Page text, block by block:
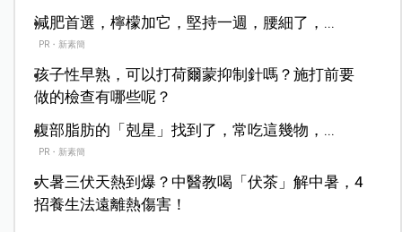
減肥首選，檸檬加它，堅持一週，腰細了，...
PR・新素簡
孩子性早熟，可以打荷爾蒙抑制針嗎？施打前要
做的檢查有哪些呢？
腹部脂肪的「剋星」找到了，常吃這幾物，...
PR・新素簡
大暑三伏天熱到爆？中醫教喝「伏茶」解中暑，4
招養生法遠離熱傷害！